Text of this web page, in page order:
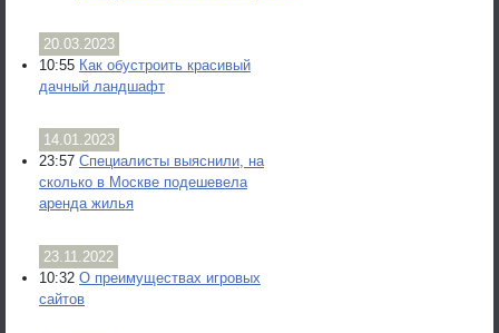
20.03.2023
10:55 Как обустроить красивый
дачный ландшафт
14.01.2023
23:57 Специалисты выяснили, на
сколько в Москве подешевела
аренда жилья
23.11.2022
10:32 О преимуществах игровых
сайтов